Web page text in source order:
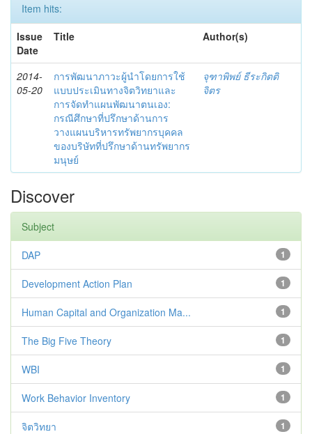
Item hits:
Issue
Date
Title Author(s)
2014-
05-20
การพัฒนาภาวะผู้นำโดยการใช้
แบบประเมินทางจิตวิทยาและ
การจัดทำแผนพัฒนาตนเอง:
กรณีศึกษาที่ปรึกษาด้านการ
วางแผนบริหารทรัพยากรบุคคล
ของบริษัทที่ปรึกษาด้านทรัพยากร
มนุษย์
จุฑาพิพย์ ธีระกิตติ
จิตร
Discover
Subject
1
DAP
1
Development Action Plan
1
Human Capital and Organization Ma...
1
The Big Five Theory
1
WBI
1
Work Behavior Inventory
1
จิตวิทยา